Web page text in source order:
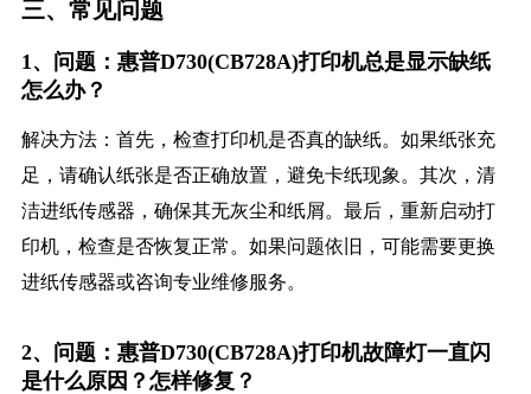
三、常见问题
1、问题：惠普D730(CB728A)打印机总是显示缺纸
怎么办？
解决方法：首先，检查打印机是否真的缺纸。如果纸张充
足，请确认纸张是否正确放置，避免卡纸现象。其次，清
洁进纸传感器，确保其无灰尘和纸屑。最后，重新启动打
印机，检查是否恢复正常。如果问题依旧，可能需要更换
进纸传感器或咨询专业维修服务。
2、问题：惠普D730(CB728A)打印机故障灯一直闪
是什么原因？怎样修复？